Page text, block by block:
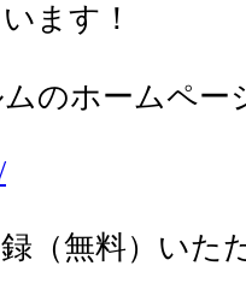
ます！
のホームペー
（無料）いた